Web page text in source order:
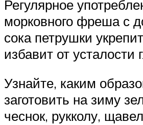
Регулярное
морковного фреша с
сока петрушки
избавит от усталости
Узнайте, каким
заготовить на зиму
чеснок, рукколу,